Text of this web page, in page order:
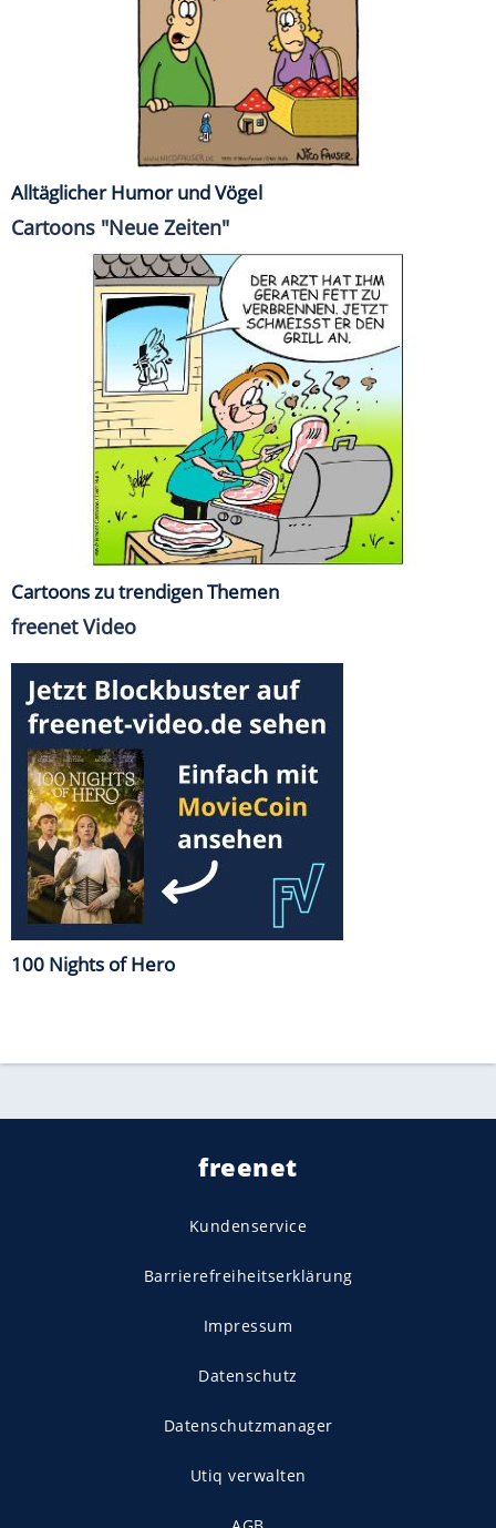
Alltäglicher Humor und Vögel
Cartoons "Neue Zeiten"
Cartoons zu trendigen Themen
freenet Video
100 Nights of Hero
freenet
Kundenservice
Barrierefreiheitserklärung
Impressum
Datenschutz
Datenschutzmanager
Utiq verwalten